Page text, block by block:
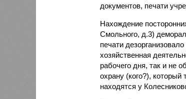
документов, печати
Нахождение
Смольного, д.3)
печати
хозяйственная
рабочего дня, так и не
охрану (кого?),
находятся у